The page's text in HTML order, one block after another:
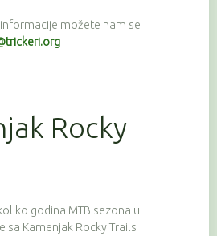
možete nam se
Rocky
godina MTB sezona u
sa Kamenjak Rocky Trails